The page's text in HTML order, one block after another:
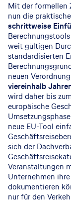
Mit der formellen
nun die
schrittweise
weit gültigen
standardisierten
neuen
viereinhalb
wird daher bis
europäische
neue EU-Tool
sich der
Veranstaltungen
Unternehmen
dokumentieren
nur für den